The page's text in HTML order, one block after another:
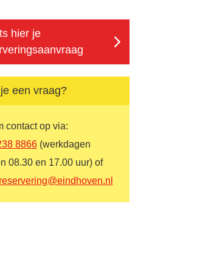
hier je
een vraag?
contact op via:
8866(werkdagen
08.30 en 17.00 uur) of